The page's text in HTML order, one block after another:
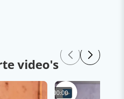
video's
00:00